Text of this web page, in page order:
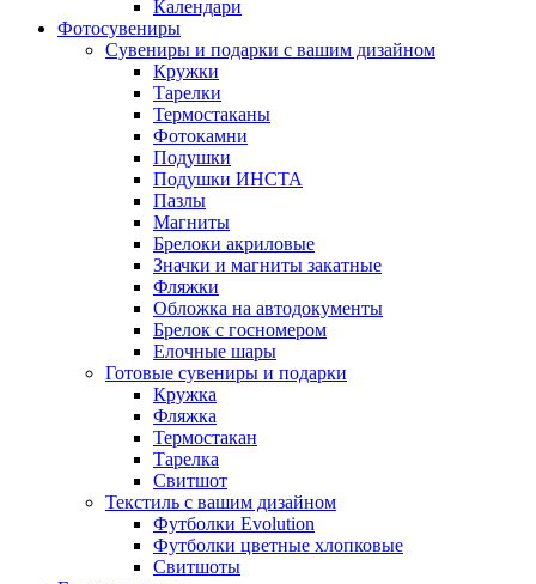
Календари
Фотосувениры
Сувениры и подарки с вашим дизайном
Кружки
Тарелки
Термостаканы
Фотокамни
Подушки
Подушки ИНСТА
Пазлы
Магниты
Брелоки акриловые
Значки и магниты закатные
Фляжки
Обложка на автодокументы
Брелок с госномером
Елочные шары
Готовые сувениры и подарки
Кружка
Фляжка
Термостакан
Тарелка
Свитшот
Текстиль с вашим дизайном
Футболки Evolution
Футболки цветные хлопковые
Свитшоты